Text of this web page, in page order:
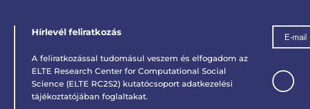
Hírlevél feliratkozás
A feliratkozással tudomásul veszem és elfogadom az
ELTE Research Center for Computational Social
Science (ELTE RC2S2) kutatócsoport adatkezelési
tájékoztatójában foglaltakat.